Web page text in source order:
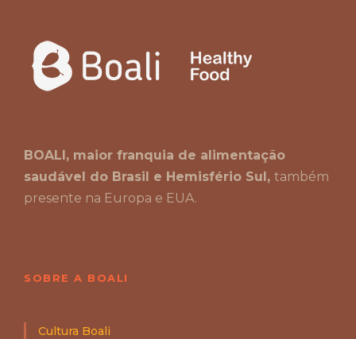
BOALI, maior franquia de alimentação
saudável do Brasil e Hemisfério Sul, também
presente na Europa e EUA.
SOBRE A BOALI
Cultura Boali